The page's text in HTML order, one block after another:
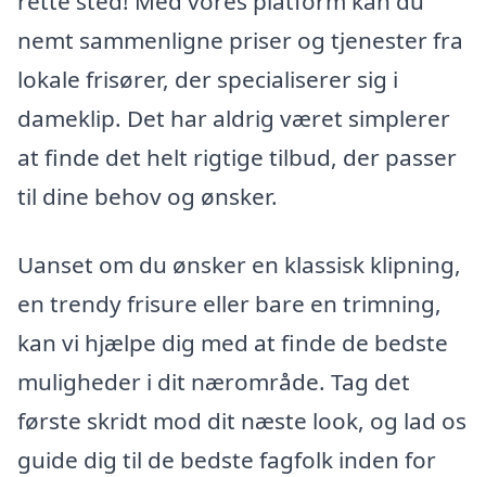
nemt sammenligne priser og tjenester fra
lokale frisører, der specialiserer sig i
dameklip. Det har aldrig været simplerer
at finde det helt rigtige tilbud, der passer
til dine behov og ønsker.
Uanset om du ønsker en klassisk klipning,
en trendy frisure eller bare en trimning,
kan vi hjælpe dig med at finde de bedste
muligheder i dit nærområde. Tag det
første skridt mod dit næste look, og lad os
guide dig til de bedste fagfolk inden for